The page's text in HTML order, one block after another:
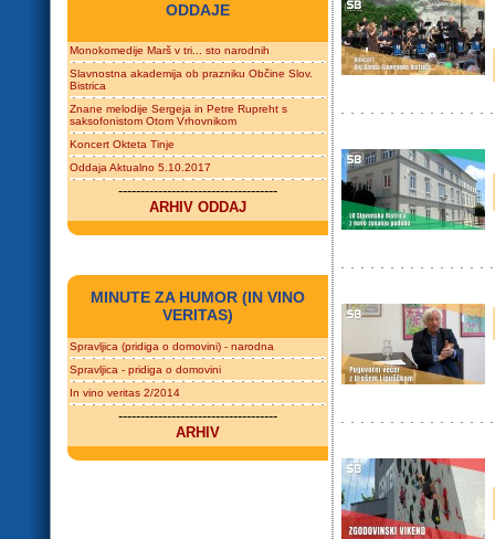
ODDAJE
Monokomedije Marš v tri... sto narodnih
Slavnostna akademija ob prazniku Občine Slov.
Bistrica
Znane melodije Sergeja in Petre Rupreht s
saksofonistom Otom Vrhovnikom
Koncert Okteta Tinje
Oddaja Aktualno 5.10.2017
------------------------------------
ARHIV ODDAJ
MINUTE ZA HUMOR (IN VINO
VERITAS)
Spravljica (pridiga o domovini) - narodna
Spravljica - pridiga o domovini
In vino veritas 2/2014
------------------------------------
ARHIV